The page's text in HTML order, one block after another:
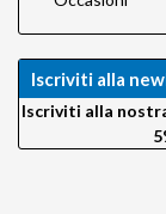
Velbon
VisibleDust
VSGO
Wellmaking
X-Rite
Iscriviti alla
Iscriviti alla